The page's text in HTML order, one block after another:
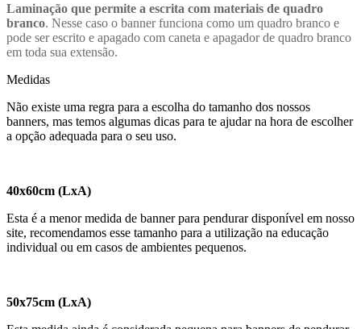
Laminação que permite a escrita com materiais de quadro
branco. Nesse caso o banner funciona como um quadro branco e
pode ser escrito e apagado com caneta e apagador de quadro branco
em toda sua extensão.
Medidas
Não existe uma regra para a escolha do tamanho dos nossos
banners, mas temos algumas dicas para te ajudar na hora de escolher
a opção adequada para o seu uso.
40x60cm (LxA)
Esta é a menor medida de banner para pendurar disponível em nosso
site, recomendamos esse tamanho para a utilização na educação
individual ou em casos de ambientes pequenos.
50x75cm (LxA)